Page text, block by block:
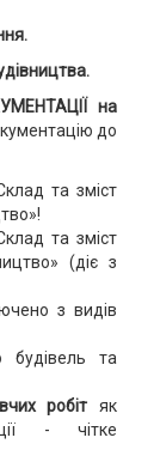
на
до
та зміст
та зміст
(діє з
з видів
та
робіт як
- чітке